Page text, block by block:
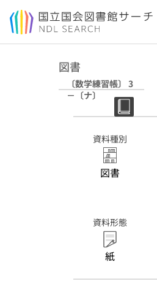
本文へ移動
図書
〔数学練習帳〕 3
－〔ナ〕
資料種別
図書
資料形態
紙